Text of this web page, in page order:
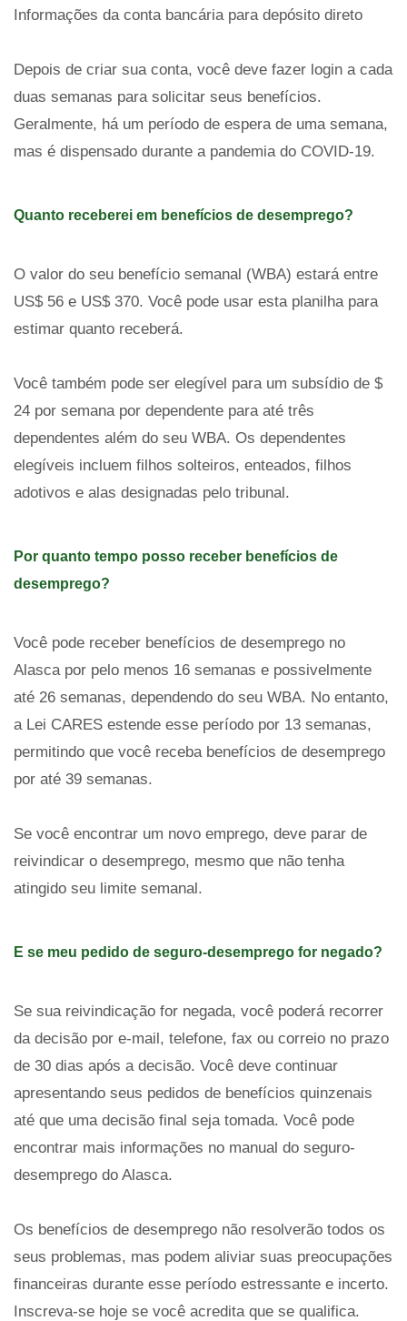
Informações da conta bancária para depósito direto
Depois de criar sua conta, você deve fazer login a cada
duas semanas para solicitar seus benefícios.
Geralmente, há um período de espera de uma semana,
mas é dispensado durante a pandemia do COVID-19.
Quanto receberei em benefícios de desemprego?
O valor do seu benefício semanal (WBA) estará entre
US$ 56 e US$ 370. Você pode usar esta planilha para
estimar quanto receberá.
Você também pode ser elegível para um subsídio de $
24 por semana por dependente para até três
dependentes além do seu WBA. Os dependentes
elegíveis incluem filhos solteiros, enteados, filhos
adotivos e alas designadas pelo tribunal.
Por quanto tempo posso receber benefícios de
desemprego?
Você pode receber benefícios de desemprego no
Alasca por pelo menos 16 semanas e possivelmente
até 26 semanas, dependendo do seu WBA. No entanto,
a Lei CARES estende esse período por 13 semanas,
permitindo que você receba benefícios de desemprego
por até 39 semanas.
Se você encontrar um novo emprego, deve parar de
reivindicar o desemprego, mesmo que não tenha
atingido seu limite semanal.
E se meu pedido de seguro-desemprego for negado?
Se sua reivindicação for negada, você poderá recorrer
da decisão por e-mail, telefone, fax ou correio no prazo
de 30 dias após a decisão. Você deve continuar
apresentando seus pedidos de benefícios quinzenais
até que uma decisão final seja tomada. Você pode
encontrar mais informações no manual do seguro-
desemprego do Alasca.
Os benefícios de desemprego não resolverão todos os
seus problemas, mas podem aliviar suas preocupações
financeiras durante esse período estressante e incerto.
Inscreva-se hoje se você acredita que se qualifica.